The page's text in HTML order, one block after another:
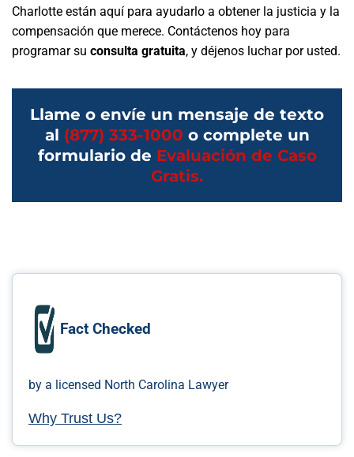
Charlotte están aquí para ayudarlo a obtener la justicia y la
compensación que merece. Contáctenos hoy para
programar su consulta gratuita, y déjenos luchar por usted.
Llame o envíe un mensaje de texto
al (877) 333-1000 o complete un
formulario de Evaluación de Caso
Gratis.
Fact Checked
by a licensed North Carolina Lawyer
Why Trust Us?